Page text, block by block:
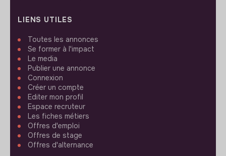
LIENS UTILES
Toutes les annonces
Se former à l'impact
Le media
Publier une annonce
Connexion
Créer un compte
Editer mon profil
Espace recruteur
Les fiches métiers
Offres d'emploi
Offres de stage
Offres d'alternance